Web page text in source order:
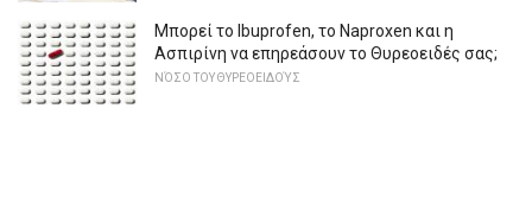
Μπορεί το Ibuprofen, το Naproxen και η
Ασπιρίνη να επηρεάσουν το Θυρεοειδές σας;
ΝΌΣΟ ΤΟΥ ΘΥΡΕΟΕΙΔΟΎΣ